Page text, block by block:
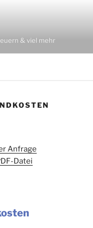
& viel mehr
Anfrage
Datei